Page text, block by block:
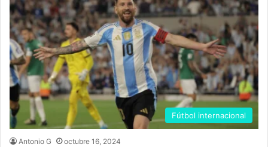
Fútbol internacional
Antonio G octubre 16, 2024